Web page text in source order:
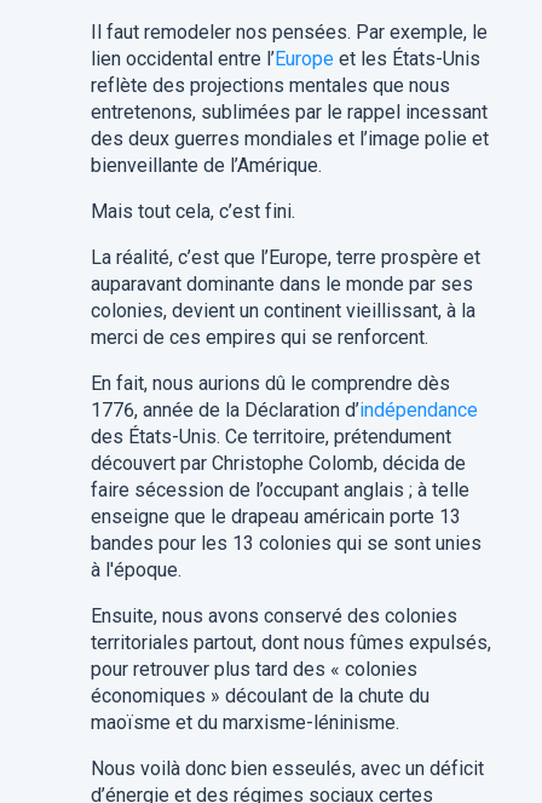
Il faut remodeler nos pensées. Par exemple, le
lien occidental entre l’Europeet les États-Unis
reflète des projections mentales que nous
entretenons, sublimées par le rappel incessant
des deux guerres mondiales et l’image polie et
bienveillante de l’Amérique.
Mais tout cela, c’est fini.
La réalité, c’est que l’Europe, terre prospère et
auparavant dominante dans le monde par ses
colonies, devient un continent vieillissant, à la
merci de ces empires qui se renforcent.
En fait, nous aurions dû le comprendre dès
1776, année de la Déclaration d’indépendance
des États-Unis. Ce territoire, prétendument
découvert par Christophe Colomb, décida de
faire sécession de l’occupant anglais ; à telle
enseigne que le drapeau américain porte 13
bandes pour les 13 colonies qui se sont unies
à l'époque.
Ensuite, nous avons conservé des colonies
territoriales partout, dont nous fûmes expulsés,
pour retrouver plus tard des « colonies
économiques » découlant de la chute du
maoïsme et du marxisme-léninisme.
Nous voilà donc bien esseulés, avec un déficit
d’énergie et des régimes sociaux certes